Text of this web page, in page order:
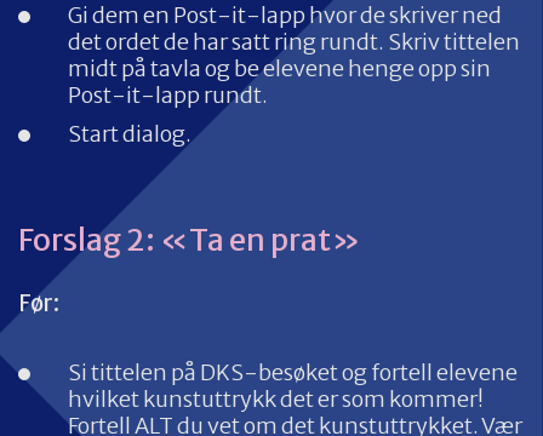
Gi dem en Post-it-lapp hvor de skriver ned
det ordet de har satt ring rundt. Skriv tittelen
midt på tavla og be elevene henge opp sin
Post-it-lapp rundt.
Start dialog.
Forslag 2: «Ta en prat»
Før:
Si tittelen på DKS-besøket og fortell elevene
hvilket kunstuttrykk det er som kommer!
Fortell ALT du vet om det kunstuttrykket. Vær